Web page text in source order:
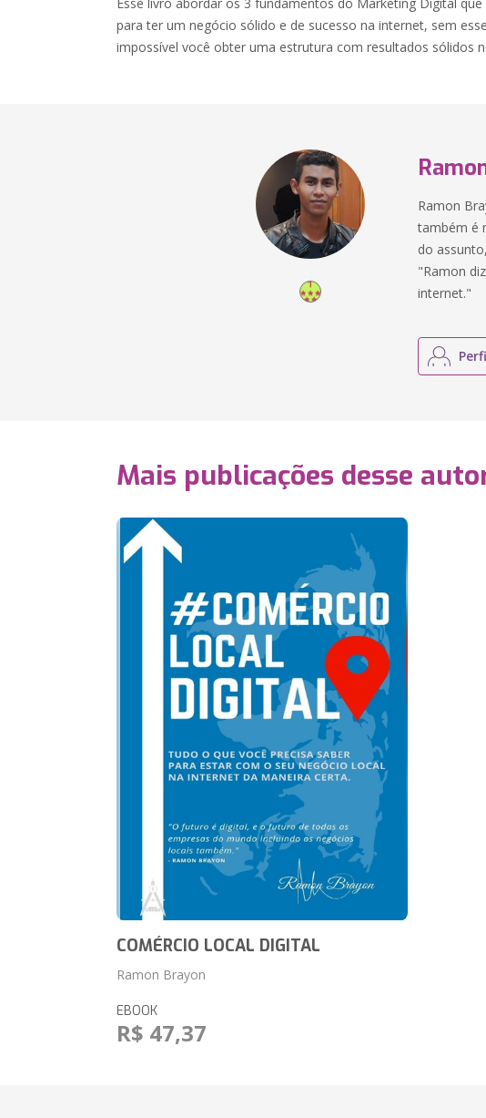
para ter um negócio sólido e de sucesso na internet, sem
impossível você obter uma estrutura com resultados sólidos
Ramon
também é
do
"Ramon
internet."
Mais publicações desse
COMÉRCIO LOCAL DIGITAL
Ramon Brayon
EBOOK
R$ 47,37